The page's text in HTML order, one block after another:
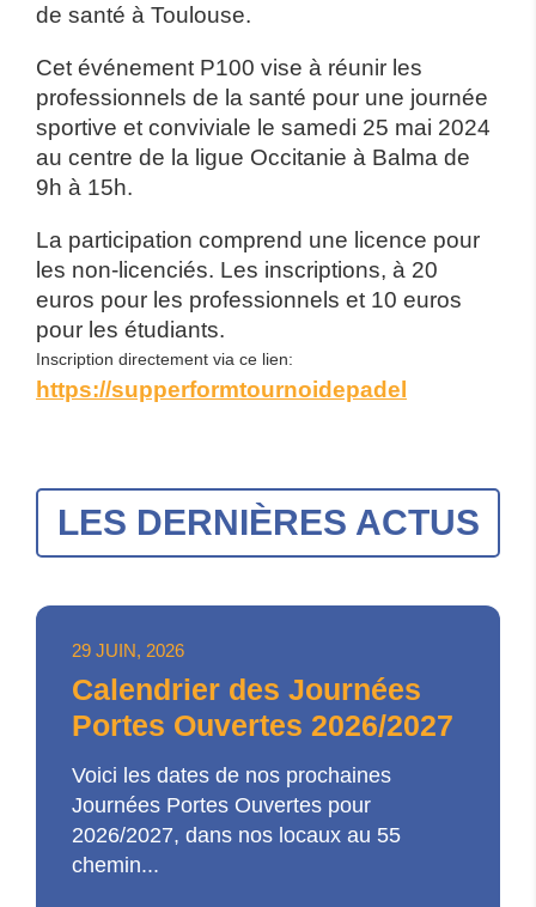
de santé à Toulouse.
Cet événement P100 vise à réunir les
professionnels de la santé pour une journée
sportive et conviviale le samedi 25 mai 2024
au centre de la ligue Occitanie à Balma de
9h à 15h.
La participation comprend une licence pour
les non-licenciés. Les inscriptions, à 20
euros pour les professionnels et 10 euros
pour les étudiants.
Inscription directement via ce lien:
https://supperformtournoidepadel
LES DERNIÈRES ACTUS
29 JUIN, 2026
Calendrier des Journées
Portes Ouvertes 2026/2027
Voici les dates de nos prochaines
Journées Portes Ouvertes pour
2026/2027, dans nos locaux au 55
chemin...